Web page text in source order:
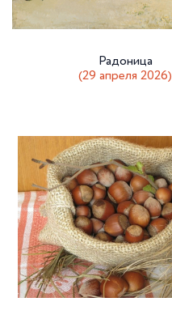
Радоница
(29 апреля 2026)